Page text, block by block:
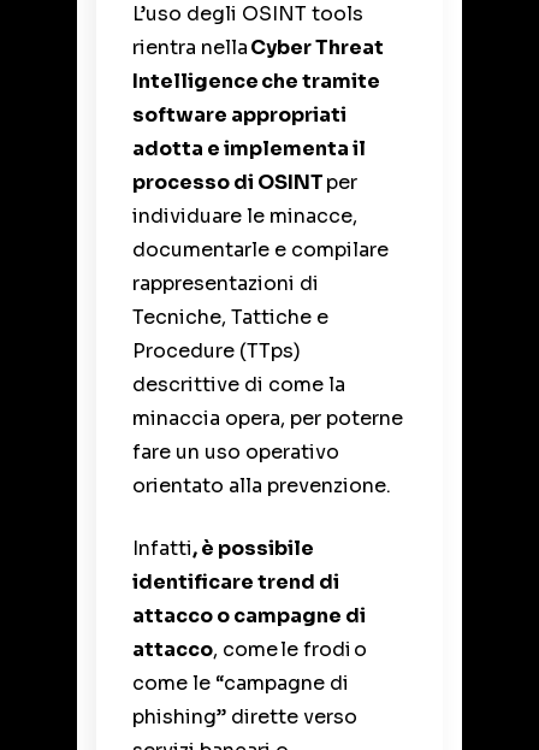
L’uso degli OSINT tools
rientra nellaCyber Threat
Intelligenceche tramite
software appropriati
adotta e implementa il
processo di OSINTper
individuare le minacce,
documentarle e compilare
rappresentazioni di
Tecniche, Tattiche e
Procedure (TTps)
descrittive di come la
minaccia opera, per poterne
fare un uso operativo
orientato alla prevenzione.
Infatti, è possibile
identificare trend di
attacco o campagne di
attacco, comele frodi o
come le “campagne di
phishing” dirette verso